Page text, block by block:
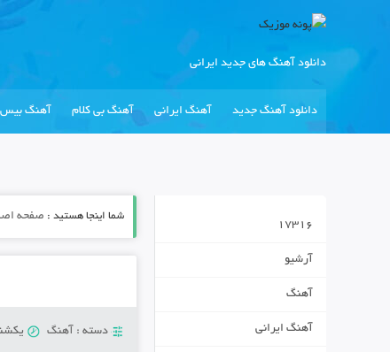
دانلود آهنگ های جدید ایرانی
دانلود آهنگ جدید آهنگ ایرانی آهنگ بی کلام آهنگ بیس
شما اینجا هستید : صفحه
دسته : آهنگ یکشنبه 13
17316
آرشیو
آهنگ
آهنگ ایرانی